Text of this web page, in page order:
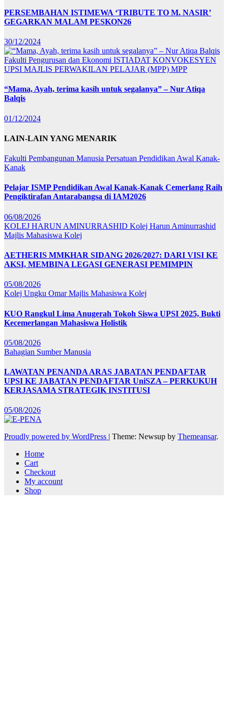
PERSEMBAHAN ISTIMEWA ‘TRIBUTE TO M. NASIR’
GEGARKAN MALAM PESKON26
30/12/2024
Fakulti Pengurusan dan Ekonomi ISTIADAT KONVOKESYEN
UPSI MAJLIS PERWAKILAN PELAJAR (MPP) MPP
“Mama, Ayah, terima kasih untuk segalanya” – Nur Atiqa
Balqis
01/12/2024
LAIN-LAIN YANG MENARIK
Fakulti Pembangunan Manusia Persatuan Pendidikan Awal Kanak-
Kanak
Pelajar ISMP Pendidikan Awal Kanak-Kanak Cemerlang Raih
Pengiktirafan Antarabangsa di IAM2026
06/08/2026
KOLEJ HARUN AMINURRASHID Kolej Harun Aminurrashid
Majlis Mahasiswa Kolej
AETHERIS MMKHAR SIDANG 2026/2027: DARI VISI KE
AKSI, MEMBINA LEGASI GENERASI PEMIMPIN
05/08/2026
Kolej Ungku OmarMajlis Mahasiswa Kolej
KUO Rangkul Lima Anugerah Tokoh Siswa UPSI 2025, Bukti
Kecemerlangan Mahasiswa Holistik
05/08/2026
Bahagian Sumber Manusia
LAWATAN PENANDA ARAS JABATAN PENDAFTAR
UPSI KE JABATAN PENDAFTAR UniSZA – PERKUKUH
KERJASAMA STRATEGIK INSTITUSI
05/08/2026
Proudly powered by WordPress | Theme: Newsup by Themeansar.
Home
Cart
Checkout
My account
Shop